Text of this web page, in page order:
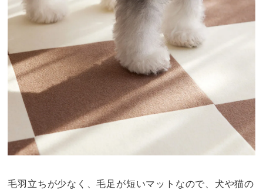
毛羽立ちが少なく、毛足が短いマットなので、犬や猫の